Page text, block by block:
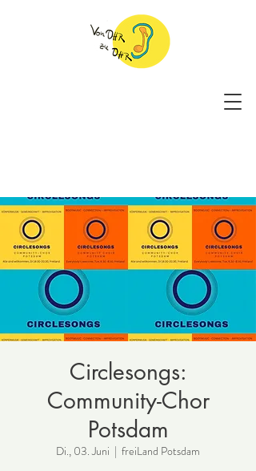
Circlesongs:
Community-Chor
Potsdam
Di., 03. Juni
  |
freiLand Potsdam